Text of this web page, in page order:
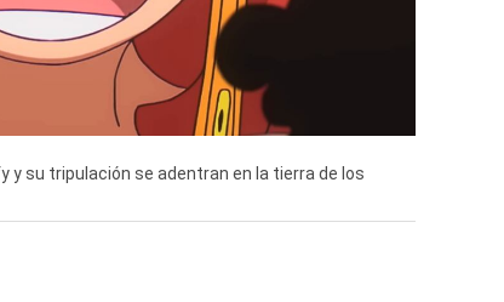
y su tripulación se adentran en la tierra de los